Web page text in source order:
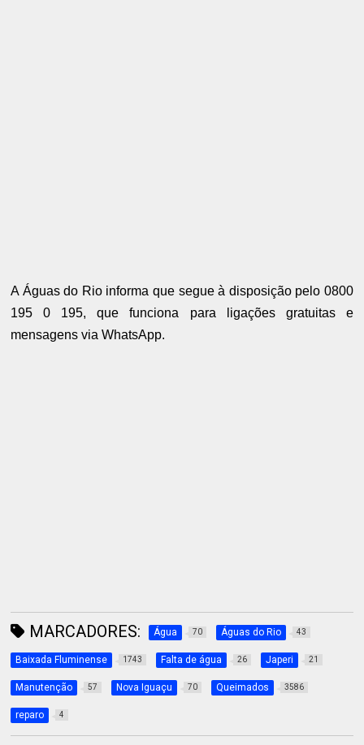
A Águas do Rio informa que segue à disposição pelo 0800
195 0 195, que funciona para ligações gratuitas e
mensagens via WhatsApp.
MARCADORES: Água 70 Águas do Rio 43
Baixada Fluminense 1743 Falta de água 26 Japeri 21
Manutenção 57 Nova Iguaçu 70 Queimados 3586
reparo 4